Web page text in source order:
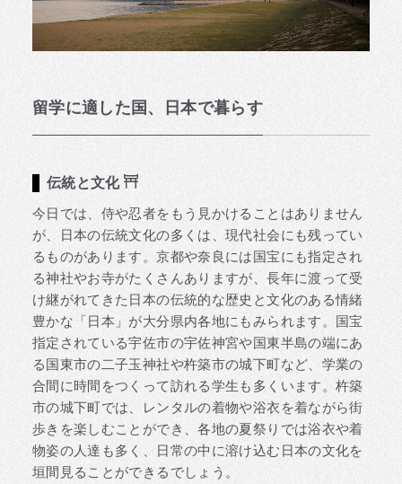
留学に適した国、日本で暮らす
伝統と文化
今日では、侍や忍者をもう見かけることはありません
が、日本の伝統文化の多くは、現代社会にも残ってい
るものがあります。京都や奈良には国宝にも指定され
る神社やお寺がたくさんありますが、長年に渡って受
け継がれてきた日本の伝統的な歴史と文化のある情緒
豊かな「日本」が大分県内各地にもみられます。国宝
指定されている宇佐市の宇佐神宮や国東半島の端にあ
る国東市の二子玉神社や杵築市の城下町など、学業の
合間に時間をつくって訪れる学生も多くいます。杵築
市の城下町では、レンタルの着物や浴衣を着ながら街
歩きを楽しむことができ、各地の夏祭りでは浴衣や着
物姿の人達も多く、日常の中に溶け込む日本の文化を
垣間見ることができるでしょう。